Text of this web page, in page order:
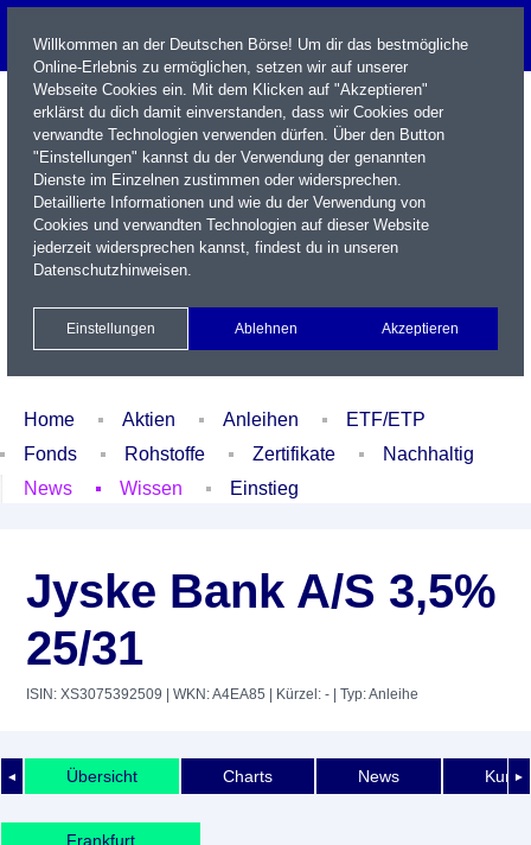
Name / WKN / ISIN / Kürzel
Xetra Realtime
Watchlist Portfolio Login
Home Aktien Anleihen
ETF/ETP
Fonds
Rohstoffe Zertifikate
Nachhaltig
News
Wissen Einstieg
Jyske Bank A/S 3,5%
25/31
ISIN: XS3075392509 | WKN: A4EA85 | Kürzel: - | Typ: Anleihe
◄ ►
Übersicht Charts News
Frankfurt
Willkommen an der Deutschen Börse! Um dir das bestmögliche
Online-Erlebnis zu ermöglichen, setzen wir auf unserer
Webseite Cookies ein. Mit dem Klicken auf "Akzeptieren"
erklärst du dich damit einverstanden, dass wir Cookies oder
verwandte Technologien verwenden dürfen. Über den Button
"Einstellungen" kannst du der Verwendung der genannten
Dienste im Einzelnen zustimmen oder widersprechen.
Detaillierte Informationen und wie du der Verwendung von
Cookies und verwandten Technologien auf dieser Website
jederzeit widersprechen kannst, findest du in unseren
Datenschutzhinweisen.
Einstellungen Ablehnen Akzeptieren